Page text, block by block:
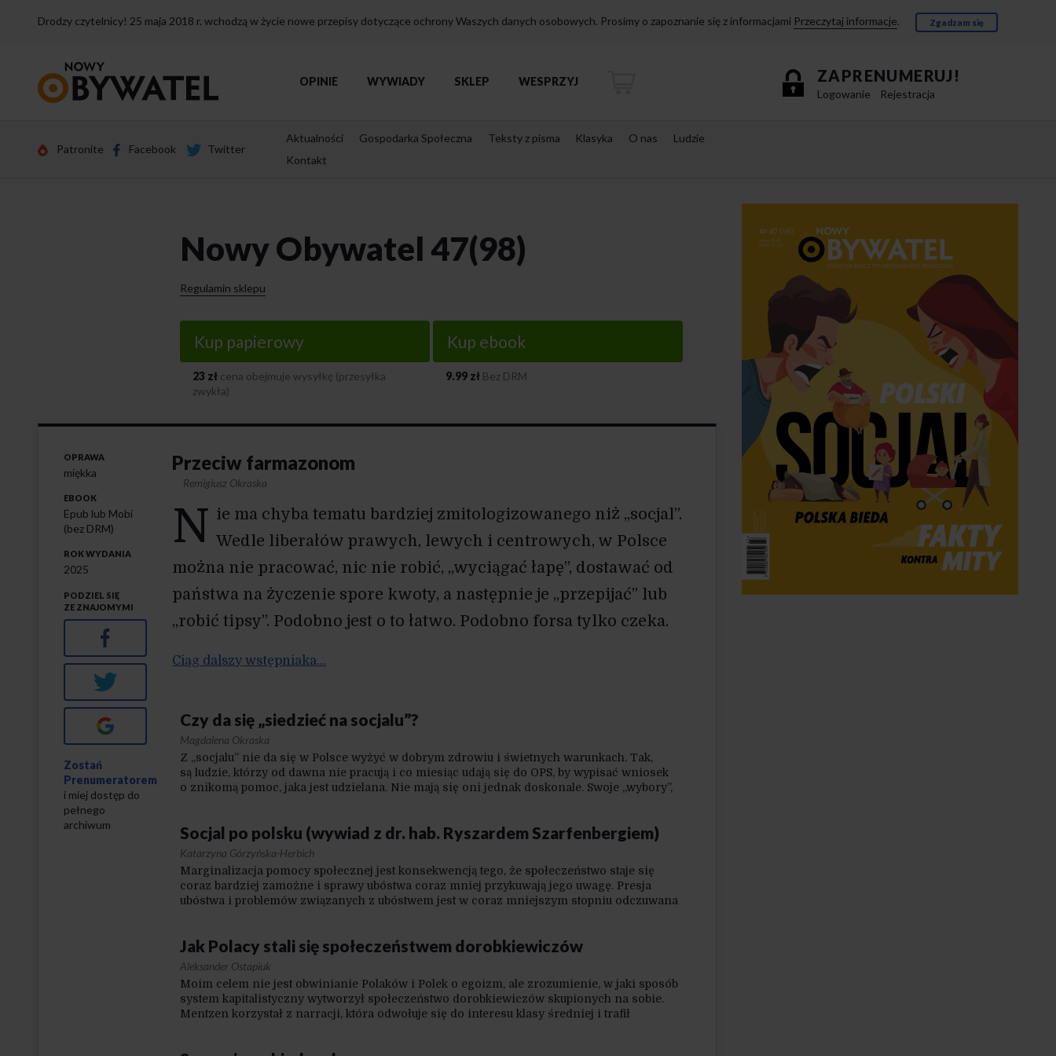
Drodzy czytelnicy! 25 maja 2018 r. wchodzą w życie nowe przepisy dotyczące ochrony Waszych danych osobowych. Prosimy o zapoznanie się z informacjami Przeczytaj informacje. Zgadzam się
strony
ZAPRENUMERUJ!
Logowanie Rejestracja
OPINIE WYWIADY SKLEP WESPRZYJ
Patronite Facebook Twitter
Aktualności Gospodarka Społeczna Teksty z pisma Klasyka O nas
Ludzie
Kontakt
Nowy Obywatel 47(98)
Regulamin sklepu
Kup papierowy
23 zł cena obejmuje wysyłkę (przesyłka
zwykła)
Kup ebook
9.99 zł Bez DRM
Przeciw farmazonom
Remigiusz Okraska
N ie ma chyba tematu bardziej zmitologizowanego niż „socjal”.
Wedle liberałów prawych, lewych i centrowych, w Polsce
można nie pracować, nic nie robić, „wyciągać łapę”, dostawać od
państwa na życzenie spore kwoty, a następnie je „przepijać” lub
„robić tipsy”. Podobno jest o to łatwo. Podobno forsa tylko czeka.
Ciąg dalszy wstępniaka…
Czy da się „siedzieć na socjalu”?
Magdalena Okraska
Z „socjalu” nie da się w Polsce wyżyć w dobrym zdrowiu i świetnych warunkach. Tak,
są ludzie, którzy od dawna nie pracują i co miesiąc udają się do OPS, by wypisać wniosek
o znikomą pomoc, jaka jest udzielana. Nie mają się oni jednak doskonale. Swoje „wybory”,
Ich nawyki i wybory konsumenckie zostaną wzięte pod lupę. Wszystko to dla kilkuset
złotych miesięcznie. Nie ma czego zazdrościć.
Socjal po polsku (wywiad z dr. hab. Ryszardem Szarfenbergiem)
Katarzyna Górzyńska-Herbich
Marginalizacja pomocy społecznej jest konsekwencją tego, że społeczeństwo staje się
coraz bardziej zamożne i sprawy ubóstwa coraz mniej przykuwają jego uwagę. Presja
ubóstwa i problemów związanych z ubóstwem jest w coraz mniejszym stopniu odczuwana
negatywne przekonania na temat tych osób. Im mniej społeczeństwo czuje, że jest ubogie,
tym bardziej ogranicza się jego horyzont.
Jak Polacy stali się społeczeństwem dorobkiewiczów
Aleksander Ostapiuk
Moim celem nie jest obwinianie Polaków i Polek o egoizm, ale zrozumienie, w jaki sposób
system kapitalistyczny wytworzył społeczeństwo dorobkiewiczów skupionych na sobie.
Mentzen korzystał z narracji, która odwołuje się do interesu klasy średniej i trafił
OPRAWA
miękka
EBOOK
Epub lub Mobi
(bez DRM)
ROK WYDANIA
2025
PODZIEL SIĘ
ZE ZNAJOMYMI
Twitter
Zostań
Prenumeratorem
i miej dostęp do
pełnego
archiwum